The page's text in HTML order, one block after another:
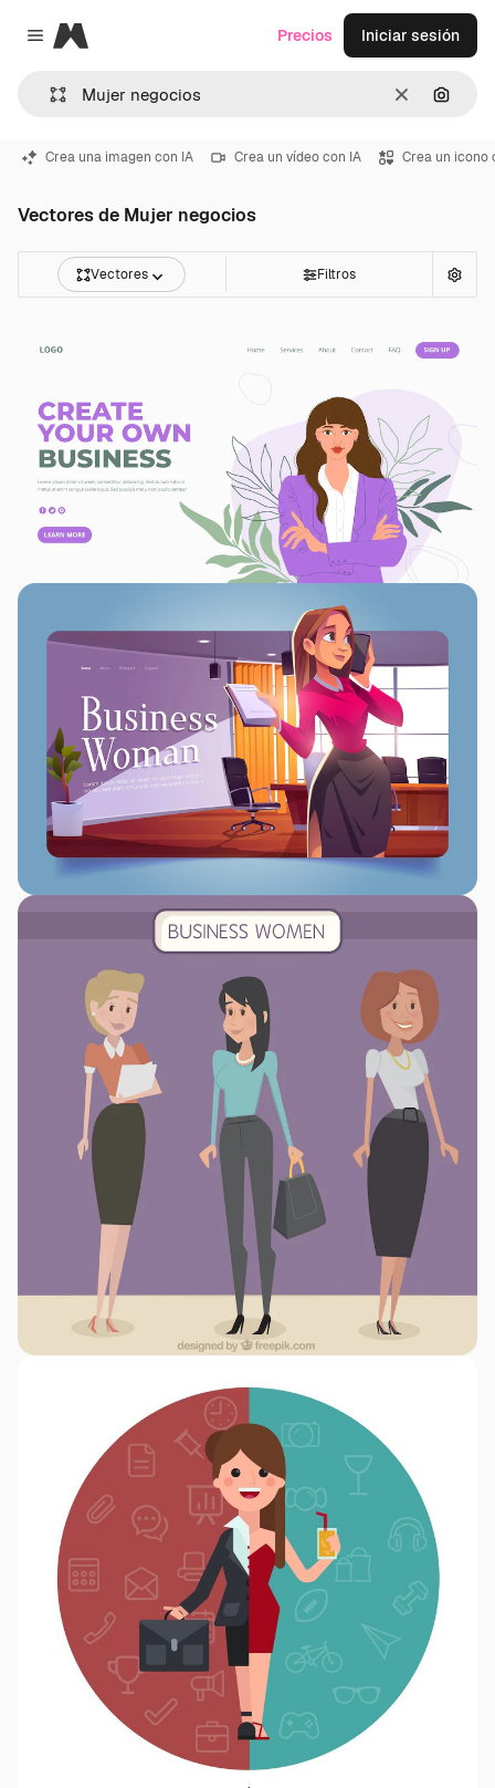
Close menu
Magnific
Borrar
Precios Iniciar sesión
Crea una imagen con IA Crea un vídeo con IA Crea un icono
Vectores de Mujer negocios
Vectores Filtros